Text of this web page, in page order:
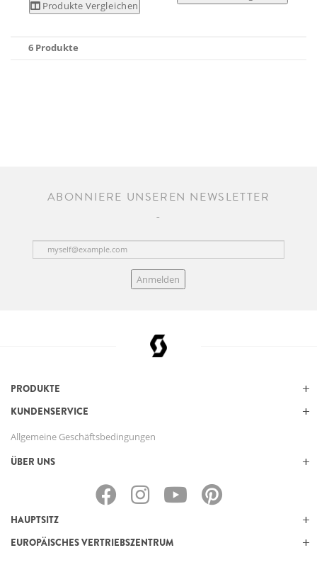
Produkte Vergleichen
6 Produkte
ABONNIERE UNSEREN NEWSLETTER
Anmelden
PRODUKTE
KUNDENSERVICE
Allgemeine Geschäftsbedingungen
ÜBER UNS
HAUPTSITZ
EUROPÄISCHES VERTRIEBSZENTRUM